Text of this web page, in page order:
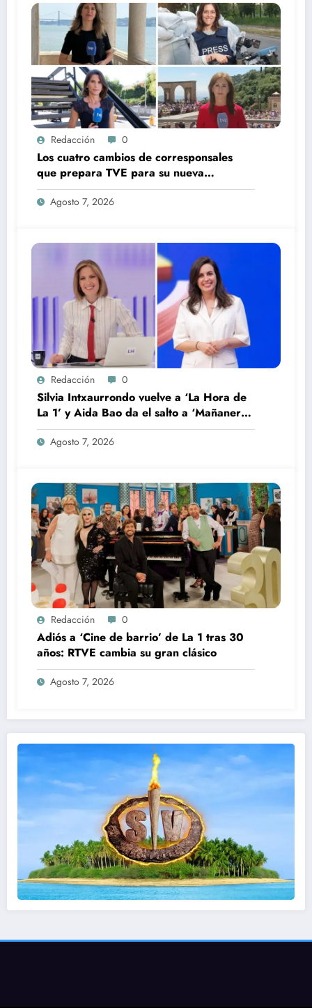
Redacción 0
Los cuatro cambios de corresponsales
que prepara TVE para su nueva
temporada
Agosto 7, 2026
Redacción 0
Silvia Intxaurrondo vuelve a ‘La Hora de
La 1’ y Aida Bao da el salto a ‘Mañaneros
360’
Agosto 7, 2026
Redacción 0
Adiós a ‘Cine de barrio’ de La 1 tras 30
años: RTVE cambia su gran clásico
Agosto 7, 2026